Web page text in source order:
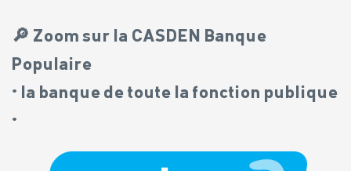
🔎 Zoom sur la CASDEN Banque
Populaire
• la banque de toute la fonction publique
•